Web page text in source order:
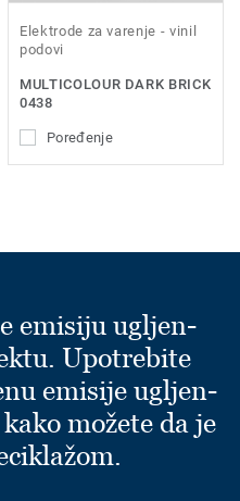
Elektrode za varenje - vinil
podovi
MULTICOLOUR DARK BRICK
0438
Poređenje
emisiju ugljen-
Upotrebite
emisije ugljen-
možete da je